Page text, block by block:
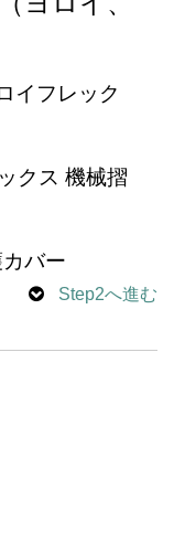
イフレック
クス 機械摺
バー
Step2へ進む